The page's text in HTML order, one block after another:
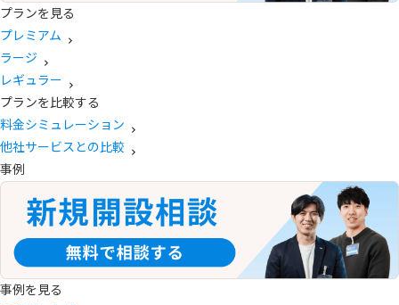
プランを見る
プレミアム
ラージ
レギュラー
プランを比較する
料金シミュレーション
他社サービスとの比較
事例
事例を見る